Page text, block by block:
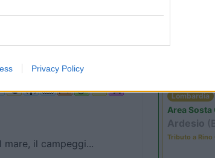
Privacy Policy
il campeggi...
Lombardia
Area
Ardesio
Tributo a Rino